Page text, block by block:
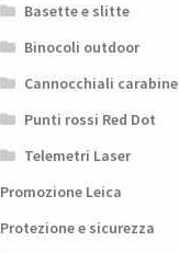
Basette e slitte
Binocoli outdoor
Cannocchiali carabine
Punti rossi Red Dot
Telemetri Laser
Promozione Leica
Protezione e sicurezza